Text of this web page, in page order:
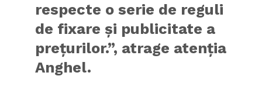
respecte o serie de reguli
de fixare şi publicitate a
preţurilor.”, atrage atenţia
Anghel.